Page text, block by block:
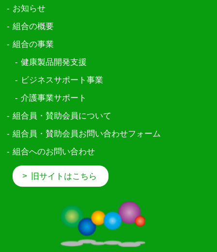
お知らせ
組合の概要
組合の事業
健康製品開発支援
ビジネスサポート事業
介護事業サポート
組合員・賛助会員について
組合員・賛助会員お問い合わせフォーム
組合へのお問い合わせ
> 旧サイトはこちら